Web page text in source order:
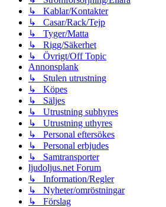
↳ Kablar/Kontakter
↳ Casar/Rack/Tejp
↳ Tyger/Matta
↳ Rigg/Säkerhet
↳ Övrigt/Off Topic
Annonsplank
↳ Stulen utrustning
↳ Köpes
↳ Säljes
↳ Utrustning subhyres
↳ Utrustning uthyres
↳ Personal eftersökes
↳ Personal erbjudes
↳ Samtransporter
ljudoljus.net Forum
↳ Information/Regler
↳ Nyheter/omröstningar
↳ Förslag